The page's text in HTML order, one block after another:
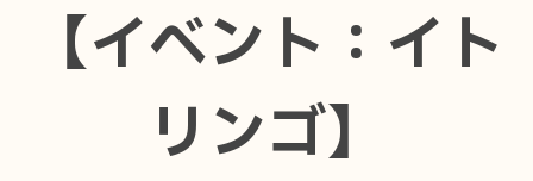
【イベント：イト
リンゴ】